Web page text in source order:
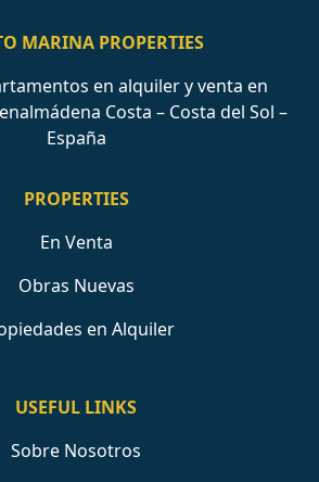
MARINA PROPERTIES
en alquiler y venta en
Costa – Costa del Sol –
España
PROPERTIES
En Venta
Obras Nuevas
en Alquiler
USEFUL LINKS
Sobre Nosotros